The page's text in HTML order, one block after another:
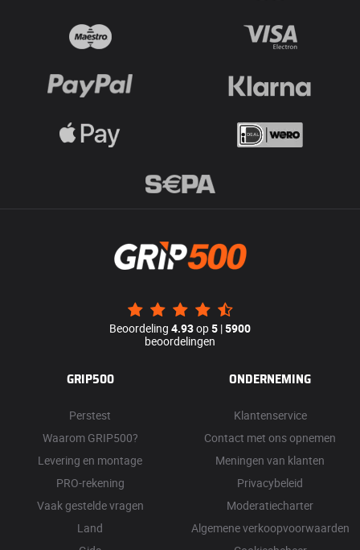
Beoordeling 4.93op5 |5900
beoordelingen
GRIP500
Perstest
Waarom GRIP500?
Levering en montage
PRO-rekening
Vaak gestelde vragen
Land
ONDERNEMING
Klantenservice
Contact met ons opnemen
Meningen van klanten
Privacybeleid
Moderatiecharter
Algemene verkoopvoorwaarden